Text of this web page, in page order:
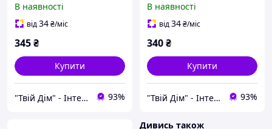
70гр/м2, обкладинка
200гр/м2) ТМТЕТРАДА
В наявності
від34₴/міс
345₴
Купити
"Твій Дім" - Інтернет-гіпермаркет 93%
В наявності
від34₴/міс
340₴
Купити
"Твій Дім" - Інтернет-гіпермаркет 93%
Дивись також